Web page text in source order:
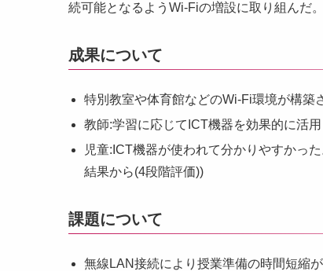
続可能となるようWi-Fiの増設に取り組んだ。
成果について
特別教室や体育館などのWi-Fi環境が構築
教師:学習に応じてICT機器を効果的に活
児童:ICT機器が使われて分かりやすかっ
結果から(4段階評価))
課題について
無線LAN接続により授業準備の時間短縮